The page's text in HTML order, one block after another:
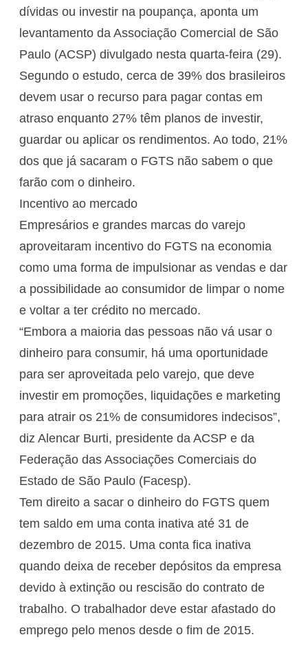
dívidas ou investir na poupança, aponta um
levantamento da Associação Comercial de São
Paulo (ACSP) divulgado nesta quarta-feira (29).
Segundo o estudo, cerca de 39% dos brasileiros
devem usar o recurso para pagar contas em
atraso enquanto 27% têm planos de investir,
guardar ou aplicar os rendimentos. Ao todo, 21%
dos que já sacaram o FGTS não sabem o que
farão com o dinheiro.
Incentivo ao mercado
Empresários e grandes marcas do varejo
aproveitaram incentivo do FGTS na economia
como uma forma de impulsionar as vendas e dar
a possibilidade ao consumidor de limpar o nome
e voltar a ter crédito no mercado.
“Embora a maioria das pessoas não vá usar o
dinheiro para consumir, há uma oportunidade
para ser aproveitada pelo varejo, que deve
investir em promoções, liquidações e marketing
para atrair os 21% de consumidores indecisos”,
diz Alencar Burti, presidente da ACSP e da
Federação das Associações Comerciais do
Estado de São Paulo (Facesp).
Tem direito a sacar o dinheiro do FGTS quem
tem saldo em uma conta inativa até 31 de
dezembro de 2015. Uma conta fica inativa
quando deixa de receber depósitos da empresa
devido à extinção ou rescisão do contrato de
trabalho. O trabalhador deve estar afastado do
emprego pelo menos desde o fim de 2015.